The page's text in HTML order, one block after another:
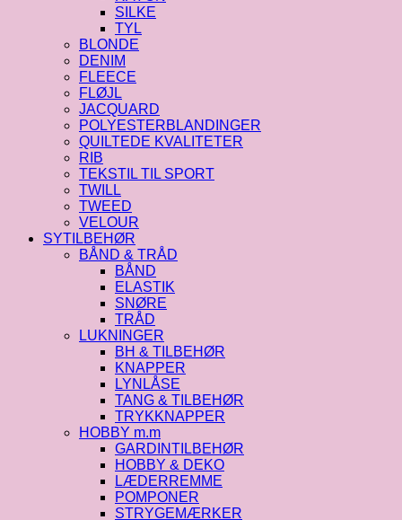
SILKE
TYL
BLONDE
DENIM
FLEECE
FLØJL
JACQUARD
POLYESTERBLANDINGER
QUILTEDE KVALITETER
RIB
TEKSTIL TIL SPORT
TWILL
TWEED
VELOUR
SYTILBEHØR
BÅND & TRÅD
BÅND
ELASTIK
SNØRE
TRÅD
LUKNINGER
BH & TILBEHØR
KNAPPER
LYNLÅSE
TANG & TILBEHØR
TRYKKNAPPER
HOBBY m.m
GARDINTILBEHØR
HOBBY & DEKO
LÆDERREMME
POMPONER
STRYGEMÆRKER